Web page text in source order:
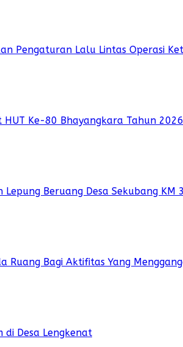
Pengaturan Lalu Lintas Operasi
HUT Ke-80 Bhayangkara Tahun 2026
Beruang Desa Sekubang KM
Ruang Bagi Aktifitas Yang
di Desa Lengkenat